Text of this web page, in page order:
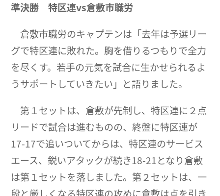
準決勝 特区連vs倉敷市職労
倉敷市職労のキャプテンは「去年は予選リー
グで特区連に敗れた。胸を借りるつもりで全力
を尽くす。若手の元気を試合に生かせられるよ
うサポートしていきたい」と語りました。
第１セットは、倉敷が先制し、特区連に２点
リードで試合は進むものの、終盤に特区連が
17-17で追いついてからは、特区連のサービス
エース、鋭いアタックが続き18-21となり倉敷
は第１セットを落しました。第２セットは、一